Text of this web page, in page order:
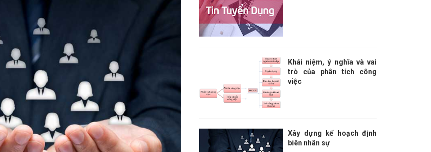
Khái niệm, ý nghĩa và vai
trò của phân tích công
việc
Xây dựng kế hoạch định
biên nhân sự